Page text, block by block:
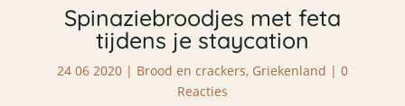
Spinaziebroodjes met feta
tijdens je staycation
24 06 2020| Brood en crackers, Griekenland | 0
Reacties